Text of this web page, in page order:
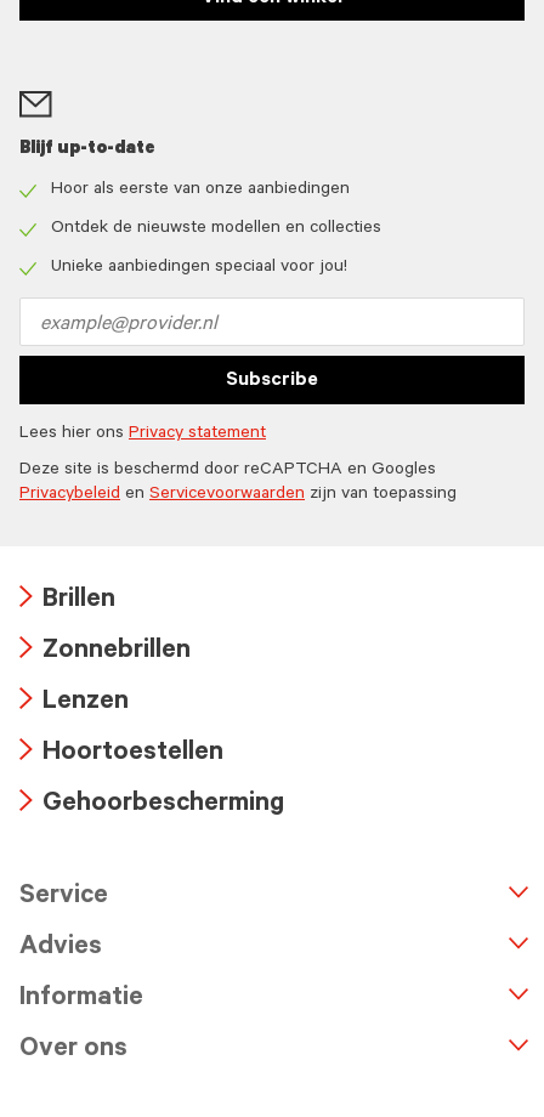
Blijf up-to-date
icon
Hoor als eerste van onze aanbiedingen
icon
Ontdek de nieuwste modellen en collecties
Unieke aanbiedingen speciaal voor jou!
address
Subscribe
Lees hier ons Privacy statement
Deze site is beschermd door reCAPTCHA en Googles
Privacybeleid en Servicevoorwaarden zijn van toepassing
icon
Brillen
icon
Zonnebrillen
icon
Lenzen
icon
Hoortoestellen
Gehoorbescherming
Service
Advies
Informatie
Over ons